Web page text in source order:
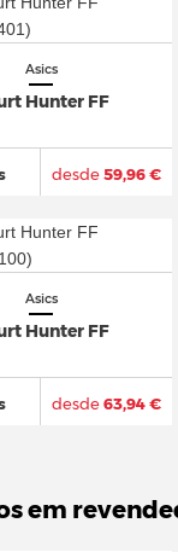
Asics
Hunter FF
desde59,96 €
Asics
Hunter FF
desde63,94 €
em